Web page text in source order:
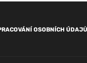
OSOBNÍCH